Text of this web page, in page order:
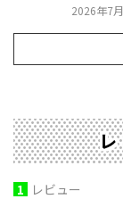
2026年7
1 レビュー